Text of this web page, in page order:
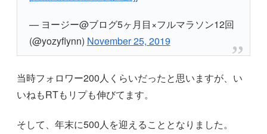
— ヨージー@ブログ5ヶ月目×フルマラソン12回
(@yozyflynn) November 25, 2019
当時フォロワー200人くらいだったと思いますが、い
いねもRTもリプも伸びてます。
そして、年末に500人を迎えることとなりました。